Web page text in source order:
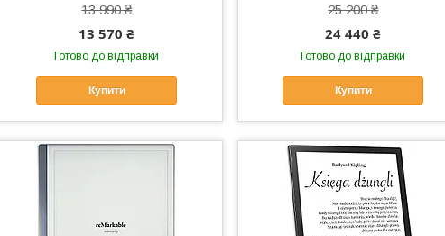
13 990 ₴
13 570 ₴
Готово до відправки
Купити
25 200 ₴
24 440 ₴
Готово до відправки
Купити